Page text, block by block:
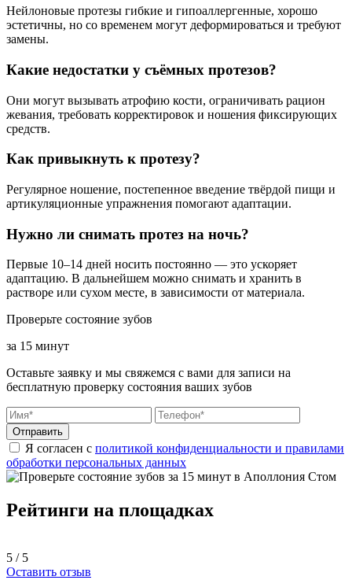
Нейлоновые протезы гибкие и гипоаллергенные, хорошо
эстетичны, но со временем могут деформироваться и требуют
замены.
Какие недостатки у съёмных протезов?
Они могут вызывать атрофию кости, ограничивать рацион
жевания, требовать корректировок и ношения фиксирующих
средств.
Как привыкнуть к протезу?
Регулярное ношение, постепенное введение твёрдой пищи и
артикуляционные упражнения помогают адаптации.
Нужно ли снимать протез на ночь?
Первые 10–14 дней носить постоянно — это ускоряет
адаптацию. В дальнейшем можно снимать и хранить в
растворе или сухом месте, в зависимости от материала.
Проверьте состояние зубов
за 15 минут
Оставьте заявку и мы свяжемся с вами для записи на
бесплатную проверку состояния ваших зубов
Отправить
Я согласен с политикой конфиденциальности и правилами
обработки персональных данных
Рейтинги на площадках
5 / 5
Оставить отзыв